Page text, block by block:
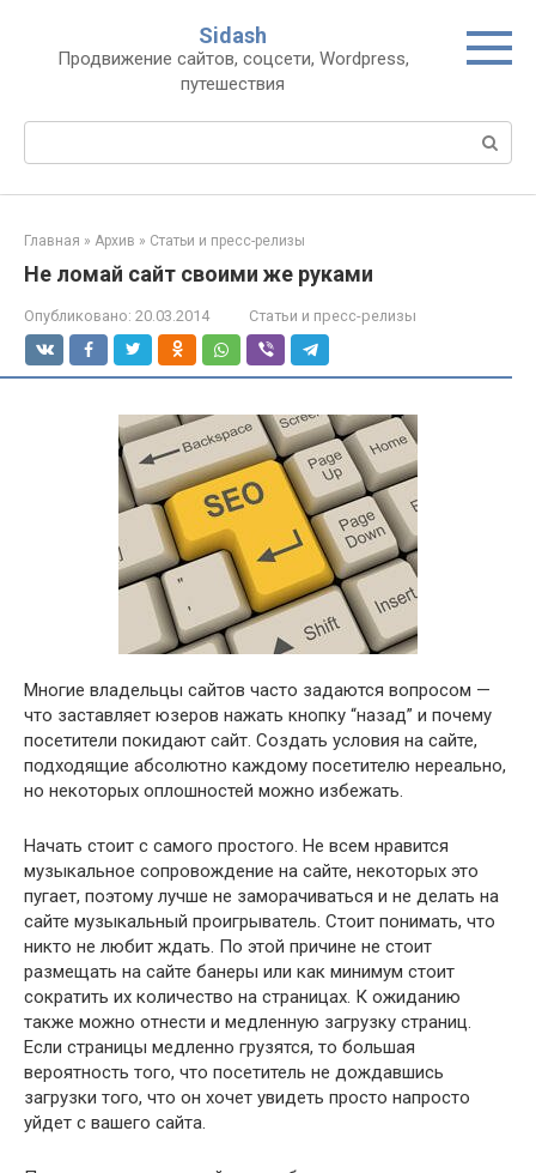
контенту
Sidash
Продвижение сайтов, соцсети, Wordpress,
путешествия
Главная » Архив » Статьи и пресс-релизы
Не ломай сайт своими же руками
Опубликовано: 20.03.2014 Статьи и пресс-релизы
Многие владельцы сайтов часто задаются вопросом —
что заставляет юзеров нажать кнопку “назад” и почему
посетители покидают сайт. Создать условия на сайте,
подходящие абсолютно каждому посетителю нереально,
но некоторых оплошностей можно избежать.
Начать стоит с самого простого. Не всем нравится
музыкальное сопровождение на сайте, некоторых это
пугает, поэтому лучше не заморачиваться и не делать на
сайте музыкальный проигрыватель. Стоит понимать, что
никто не любит ждать. По этой причине не стоит
размещать на сайте банеры или как минимум стоит
сократить их количество на страницах. К ожиданию
также можно отнести и медленную загрузку страниц.
Если страницы медленно грузятся, то большая
вероятность того, что посетитель не дождавшись
загрузки того, что он хочет увидеть просто напросто
уйдет с вашего сайта.